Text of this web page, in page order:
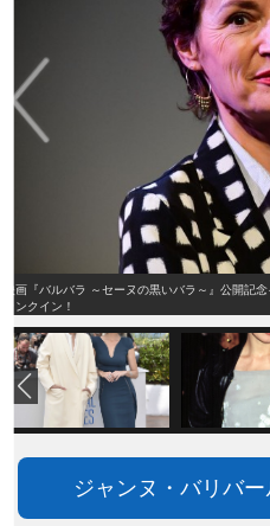
映画『バルバラ ～セーヌの黒いバラ～』公開
ランクイン！
ジャンヌ・バリバ